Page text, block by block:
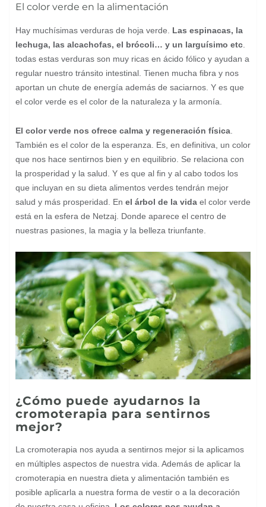
El color verde en la alimentación
Hay muchísimas verduras de hoja verde. Las espinacas, la
lechuga, las alcachofas, el brócoli… y un larguísimo etc
todas estas verduras son muy ricas en ácido fólico y ayudan a
regular nuestro tránsito intestinal. Tienen mucha fibra y nos
aportan un chute de energía además de saciarnos. Y es que
el color verde es el color de la naturaleza y la armonía.
El color verde nos ofrece calma y regeneración física
También es el color de la esperanza. Es, en definitiva, un color
que nos hace sentirnos bien y en equilibrio. Se relaciona con
la prosperidad y la salud. Y es que al fin y al cabo todos los
que incluyan en su dieta alimentos verdes tendrán mejor
salud y más prosperidad. En el árbol de la vida el color verde
está en la esfera de Netzaj. Donde aparece el centro de
nuestras pasiones, la magia y la belleza triunfante.
¿Cómo puede ayudarnos la
cromoterapia para sentirnos
mejor?
La cromoterapia nos ayuda a sentirnos mejor si la aplicamos
en múltiples aspectos de nuestra vida. Además de aplicar la
cromoterapia en nuestra dieta y alimentación también es
posible aplicarla a nuestra forma de vestir o a la decoración